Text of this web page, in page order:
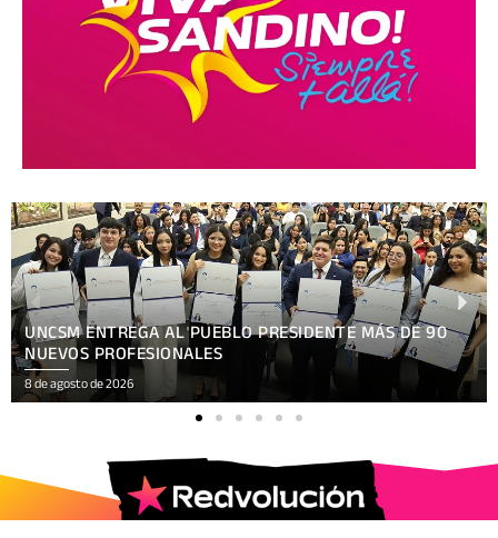
XV FESTIVAL INTERNACIONAL REÚNE EN NICARAGUA
ARTE, CULTURA
8 de agosto de 2026